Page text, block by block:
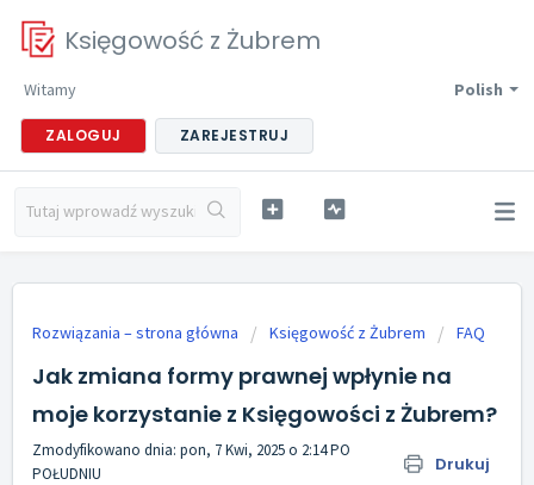
Księgowość z Żubrem
Polish
Witamy
ZALOGUJ ZAREJESTRUJ
Rozwiązania – strona główna Księgowość z Żubrem FAQ
Jak zmiana formy prawnej wpłynie na
moje korzystanie z Księgowości z Żubrem?
Drukuj
Zmodyfikowano dnia: pon, 7 Kwi, 2025 o 2:14 PO
POŁUDNIU